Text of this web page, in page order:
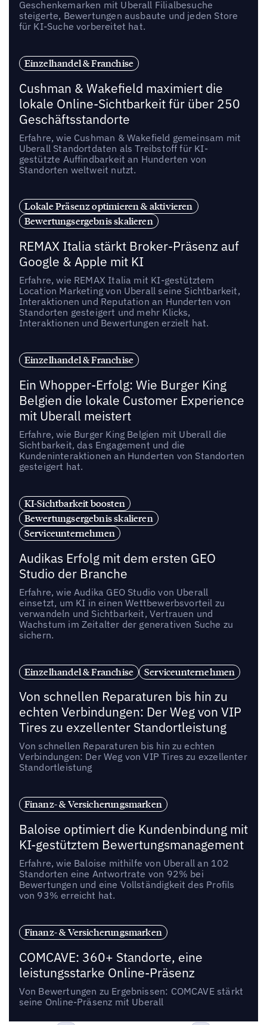
Geschenkemarken mit Uberall Filialbesuche
steigerte, Bewertungen ausbaute und jeden Store
für KI-Suche vorbereitet hat.
Einzelhandel & Franchise
Cushman & Wakefield maximiert die
lokale Online-Sichtbarkeit für über 250
Geschäftsstandorte
Erfahre, wie Cushman & Wakefield gemeinsam mit
Uberall Standortdaten als Treibstoff für KI-
gestützte Auffindbarkeit an Hunderten von
Standorten weltweit nutzt.
Lokale Präsenz optimieren & aktivieren
Bewertungsergebnis skalieren
REMAX Italia stärkt Broker-Präsenz auf
Google & Apple mit KI
Erfahre, wie REMAX Italia mit KI-gestütztem
Location Marketing von Uberall seine Sichtbarkeit,
Interaktionen und Reputation an Hunderten von
Standorten gesteigert und mehr Klicks,
Interaktionen und Bewertungen erzielt hat.
Einzelhandel & Franchise
Ein Whopper-Erfolg: Wie Burger King
Belgien die lokale Customer Experience
mit Uberall meistert
Erfahre, wie Burger King Belgien mit Uberall die
Sichtbarkeit, das Engagement und die
Kundeninteraktionen an Hunderten von Standorten
gesteigert hat.
KI-Sichtbarkeit boosten
Bewertungsergebnis skalieren
Serviceunternehmen
Audikas Erfolg mit dem ersten GEO
Studio der Branche
Erfahre, wie Audika GEO Studio von Uberall
einsetzt, um KI in einen Wettbewerbsvorteil zu
verwandeln und Sichtbarkeit, Vertrauen und
Wachstum im Zeitalter der generativen Suche zu
sichern.
Einzelhandel & Franchise Serviceunternehmen
Von schnellen Reparaturen bis hin zu
echten Verbindungen: Der Weg von VIP
Tires zu exzellenter Standortleistung
Von schnellen Reparaturen bis hin zu echten
Verbindungen: Der Weg von VIP Tires zu exzellenter
Standortleistung
Finanz- & Versicherungsmarken
Baloise optimiert die Kundenbindung mit
KI-gestütztem Bewertungsmanagement
Erfahre, wie Baloise mithilfe von Uberall an 102
Standorten eine Antwortrate von 92% bei
Bewertungen und eine Vollständigkeit des Profils
von 93% erreicht hat.
Finanz- & Versicherungsmarken
COMCAVE: 360+ Standorte, eine
leistungsstarke Online-Präsenz
Von Bewertungen zu Ergebnissen: COMCAVE stärkt
seine Online-Präsenz mit Uberall